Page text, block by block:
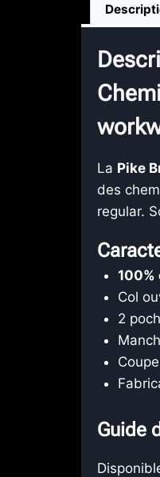
La Pike
des
regular.
100%
Col
2
Guide